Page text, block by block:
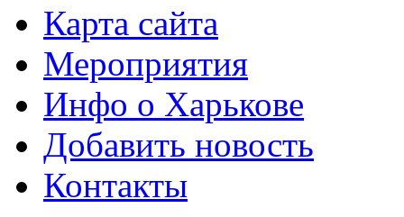
Карта сайта
Мероприятия
Инфо о Харькове
Добавить новость
Контакты